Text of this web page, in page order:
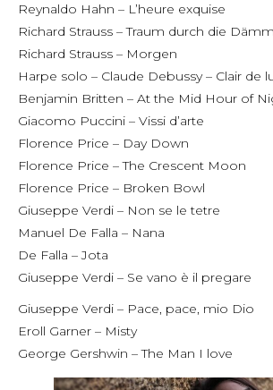
Reynaldo Hahn – L’heure exquise
Richard Strauss – Traum durch die
Richard Strauss – Morgen
Harpe solo – Claude Debussy – Clair de
Benjamin Britten – At the Mid Hour of
Giacomo Puccini – Vissi d’arte
Florence Price – Day Down
Florence Price – The Crescent Moon
Florence Price – Broken Bowl
Giuseppe Verdi – Non se le tetre
Manuel De Falla – Nana
De Falla – Jota
Giuseppe Verdi – Se vano è il pregare
Giuseppe Verdi – Pace, pace, mio Dio
Eroll Garner – Misty
George Gershwin – The Man I love